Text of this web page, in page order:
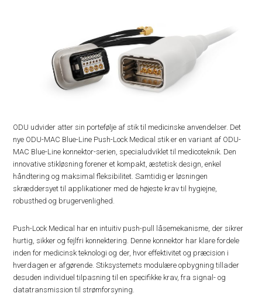
ODU udvider atter sin portefølje af stik til medicinske anvendelser. Det
nye ODU-MAC Blue-Line Push-Lock Medical stik er en variant af ODU-
MAC Blue-Line konnektor-serien, specialudviklet til medicoteknik. Den
innovative stikløsning forener et kompakt, æstetisk design, enkel
håndtering og maksimal fleksibilitet. Samtidig er løsningen
skræddersyet til applikationer med de højeste krav til hygiejne,
robusthed og brugervenlighed.
Push-Lock Medical har en intuitiv push-pull låsemekanisme, der sikrer
hurtig, sikker og fejlfri konnektering. Denne konnektor har klare fordele
inden for medicinsk teknologi og der, hvor effektivitet og præcision i
hverdagen er afgørende. Stiksystemets modulære opbygning tillader
desuden individuel tilpasning til en specifikke krav, fra signal- og
datatransmission til strømforsyning.